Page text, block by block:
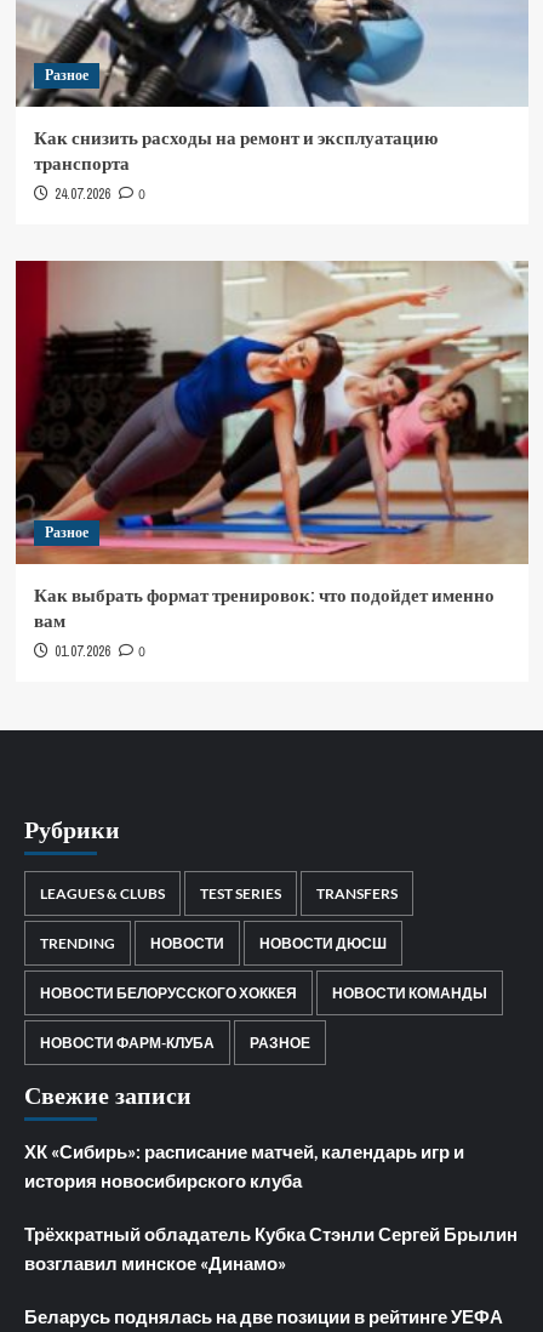
Разное
Как снизить расходы на ремонт и эксплуатацию
транспорта
24.07.2026 0
Разное
Как выбрать формат тренировок: что подойдет именно
вам
01.07.2026 0
Рубрики
LEAGUES & CLUBS TEST SERIES TRANSFERS
TRENDING НОВОСТИ НОВОСТИ ДЮСШ
НОВОСТИ БЕЛОРУССКОГО ХОККЕЯ НОВОСТИ КОМАНДЫ
НОВОСТИ ФАРМ-КЛУБА РАЗНОЕ
Свежие записи
ХК «Сибирь»: расписание матчей, календарь игр и
история новосибирского клуба
Трёхкратный обладатель Кубка Стэнли Сергей Брылин
возглавил минское «Динамо»
Беларусь поднялась на две позиции в рейтинге УЕФА